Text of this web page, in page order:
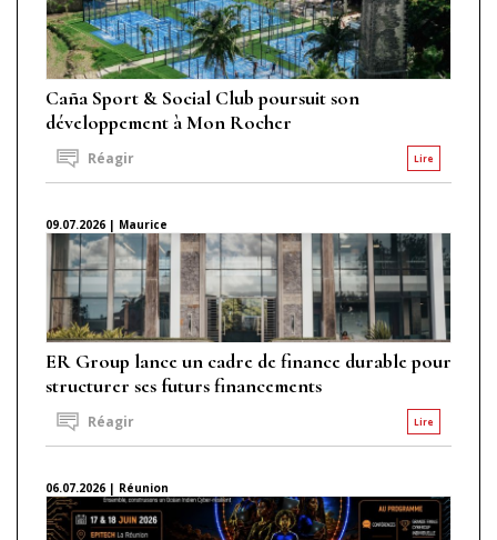
Caña Sport & Social Club poursuit son
développement à Mon Rocher
Lire
Réagir
09.07.2026 | Maurice
ER Group lance un cadre de finance durable pour
structurer ses futurs financements
Lire
Réagir
06.07.2026 | Réunion